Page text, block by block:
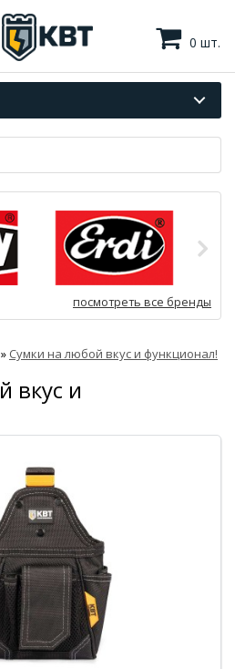
0 шт.
посмотреть все бренды
» Сумки на любой вкус и функционал!
вкус и